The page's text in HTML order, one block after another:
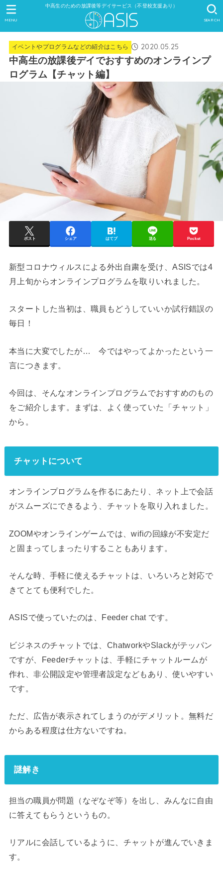
中高生のための放課後等デイサービス（不登校支援あり）
SEARCH
MENU
イベントやプログラムなどの紹介はこちら 2020.05.25
中高生の放課後デイでおすすめのオンラインプ
ログラム【チャット編】
ポスト シェア はてブ 送る Pocket
新型コロナウィルスによる外出自粛を受け、ASISでは4
月上旬からオンラインプログラムを取りいれました。
スタートした当初は、職員もどうしていいか試行錯誤の
毎日！
本当に大変でしたが… 今ではやってよかったという一
言につきます。
今回は、そんなオンラインプログラムでおすすめのもの
をご紹介します。まずは、よく使っていた「チャット」
から。
チャットについて
オンラインプログラムを作るにあたり、ネット上で会話
がスムーズにできるよう、チャットを取り入れました。
ZOOMやオンラインゲームでは、wifiの回線が不安定だ
と固まってしまったりすることもあります。
そんな時、手軽に使えるチャットは、いろいろと対応で
きてとても便利でした。
ASISで使っていたのは、Feeder chat です。
ビジネスのチャットでは、ChatworkやSlackがテッパン
ですが、Feederチャットは、手軽にチャットルームが
作れ、非公開設定や管理者設定などもあり、使いやすい
です。
ただ、広告が表示されてしまうのがデメリット。無料だ
からある程度は仕方ないですね。
謎解き
担当の職員が問題（なぞなぞ等）を出し、みんなに自由
に答えてもらうというもの。
リアルに会話しているように、チャットが進んでいきま
す。